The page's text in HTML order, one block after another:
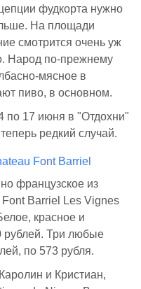
фудкорта нужно
На площади
смотрится очень уж
Народ по-прежнему
мясное в
пиво, в основном.
по 17 июня в "Отдохни"
редкий случай.
французское из
Barriel Les Vignes
красное и
рублей. Три любые
по 573 рубля.
и Кристиан,